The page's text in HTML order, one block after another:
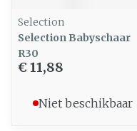
Selection
Selection Babyschaar
R30
€ 11,88
Niet beschikbaar